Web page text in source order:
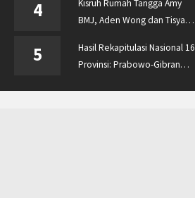
Jateng dan Dishub Jatim
4
Kisruh Rumah Tangga Amy
BMJ, Aden Wong dan Tisya
Malaysia dan Singapura
5
Hasil Rekapitulasi Nasional 16
Provinsi: Prabowo-Gibran